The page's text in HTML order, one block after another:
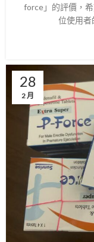
force」的評價，
位使用者
28
2 月